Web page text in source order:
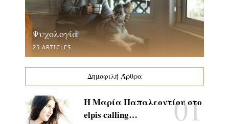
Ψυχολογία
25 ARTICLES
Δημοφιλή Άρθρα
Η Μαρία Παπαλεοντίου στο
elpis calling…